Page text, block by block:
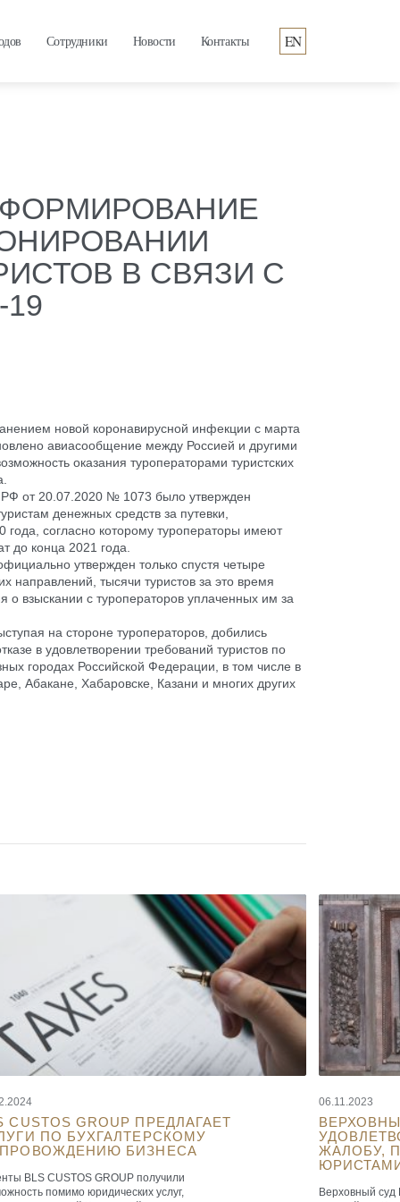
Сотрудники Новости Контакты EN
ФОРМИРОВАНИЕ
В СВЯЗИ С
новой коронавирусной инфекции с марта
авиасообщение между Россией и другими
оказания туроператорами туристских
РФ от 20.07.2020 № 1073 было утвержден
денежных средств за путевки,
согласно которому туроператоры имеют
до конца 2021 года.
утвержден только спустя четыре
направлений, тысячи туристов за это время
о взыскании с туроператоров уплаченных им за
на стороне туроператоров, добились
в удовлетворении требований туристов по
городах Российской Федерации, в том числе в
Абакане, Хабаровске, Казани и многих других
CUSTOS GROUP ПРЕДЛАГАЕТ
ПО БУХГАЛТЕРСКОМУ
БИЗНЕСА
BLS CUSTOS GROUP получили
помимо юридических услуг,
06.11.2023
ЖАЛОБУ,
ЮРИСТАМИ
Верховный суд